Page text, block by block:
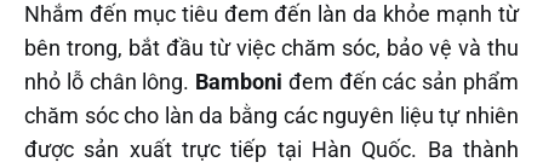
Nhắm đến mục tiêu đem đến làn da khỏe mạnh từ
bên trong, bắt đầu từ việc chăm sóc, bảo vệ và thu
nhỏ lỗ chân lông. Bamboni đem đến các sản phẩm
chăm sóc cho làn da bằng các nguyên liệu tự nhiên
được sản xuất trực tiếp tại Hàn Quốc. Ba thành